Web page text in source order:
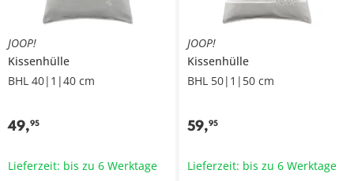
JOOP!
Kissenhülle
BHL 40|1|40 cm
49,95
Lieferzeit: bis zu 6 Werktage
JOOP!
Kissenhülle
BHL 50|1|50 cm
59,95
Lieferzeit: bis zu 6 Werktage